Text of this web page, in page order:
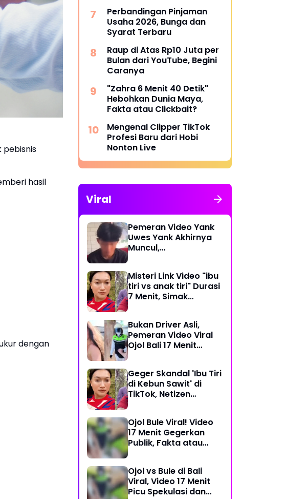
pebisnis
hasil
dengan
Perbandingan Pinjaman
Usaha 2026, Bunga dan
Syarat Terbaru
Raup di Atas Rp10 Juta per
Bulan dari YouTube, Begini
Caranya
"Zahra 6 Menit 40 Detik"
Hebohkan Dunia Maya,
Fakta atau Clickbait?
Mengenal Clipper TikTok
Profesi Baru dari Hobi
Nonton Live
Viral
Pemeran Video Yank
Uwes Yank Akhirnya
Muncul,
Misteri Link Video "ibu
tiri vs anak tiri" Durasi
7 Menit, Simak
Bukan Driver Asli,
Pemeran Video Viral
Ojol Bali 17 Menit
Geger Skandal 'Ibu Tiri
di Kebun Sawit' di
TikTok, Netizen
Ojol Bule Viral! Video
17 Menit Gegerkan
Publik, Fakta atau
Ojol vs Bule di Bali
Viral, Video 17 Menit
Picu Spekulasi dan